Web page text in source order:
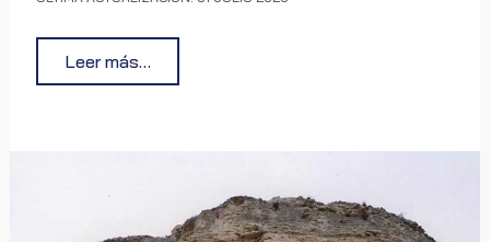
Leer más…